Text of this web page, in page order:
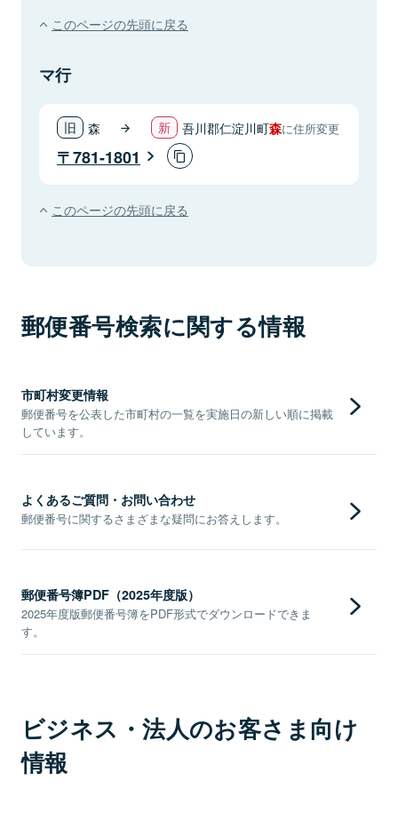
このページの先頭に戻る
マ行
森 吾川郡仁淀川町森に住所変更
781-1801
このページの先頭に戻る
郵便番号検索に関する情報
市町村変更情報
郵便番号を公表した市町村の一覧を実施日の新しい順に掲載
しています。
よくあるご質問・お問い合わせ
郵便番号に関するさまざまな疑問にお答えします。
郵便番号簿PDF（2025年度版）
2025年度版郵便番号簿をPDF形式でダウンロードできま
す。
ビジネス・法人のお客さま向け
情報